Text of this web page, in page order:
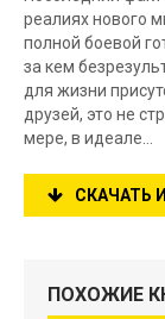
реалиях нового
полной боевой
за кем
для жизни
друзей, это не
мере, в идеале…
СКАЧАТЬ
ПОХОЖИЕ